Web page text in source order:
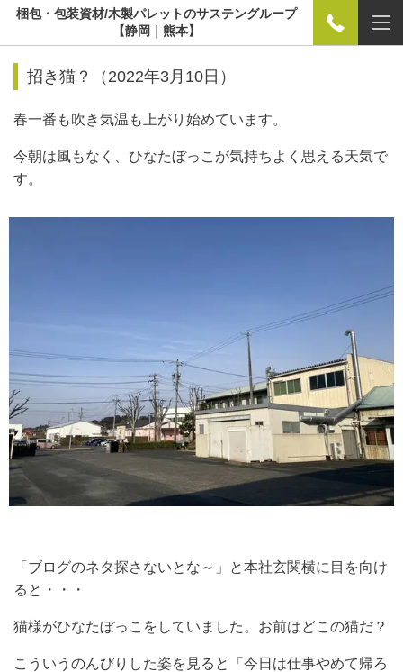
梱包・包装資材/木製パレットのサステングループ
【静岡｜熊本】
招き猫？（2022年3月10日）
春一番も吹き気温も上がり始めています。
今朝は風もなく、ひなたぼっこが気持ちよく思える天気で
す。
「ブログのネタ探さないとな～」と本社玄関横に目を向け
ると・・・
猫様がひなたぼっこをしていました。お前はどこの猫だ？
こういうのんびりした姿を見ると「今日は仕事やめて帰ろ